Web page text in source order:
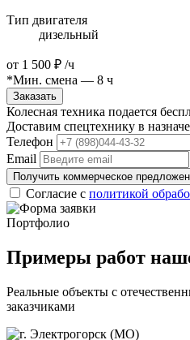
Тип двигателя
дизельный
от 1 500 ₽ /ч
*Мин. смена — 8 ч
Заказать
Колесная техника подается
Доставим спецтехнику в
Телефон
Email
Получить коммерческое
Согласие с политикой
Портфолио
Примеры работ
Реальные объекты с
заказчиками